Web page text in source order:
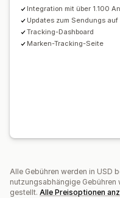
Integration mit über 1.100
Updates zum Sendungs
Tracking-Dashboard
Marken-Tracking-Seite
Alle Gebühren werden in USD
nutzungsabhängige Gebühren
gestellt. Alle Preisoptionen